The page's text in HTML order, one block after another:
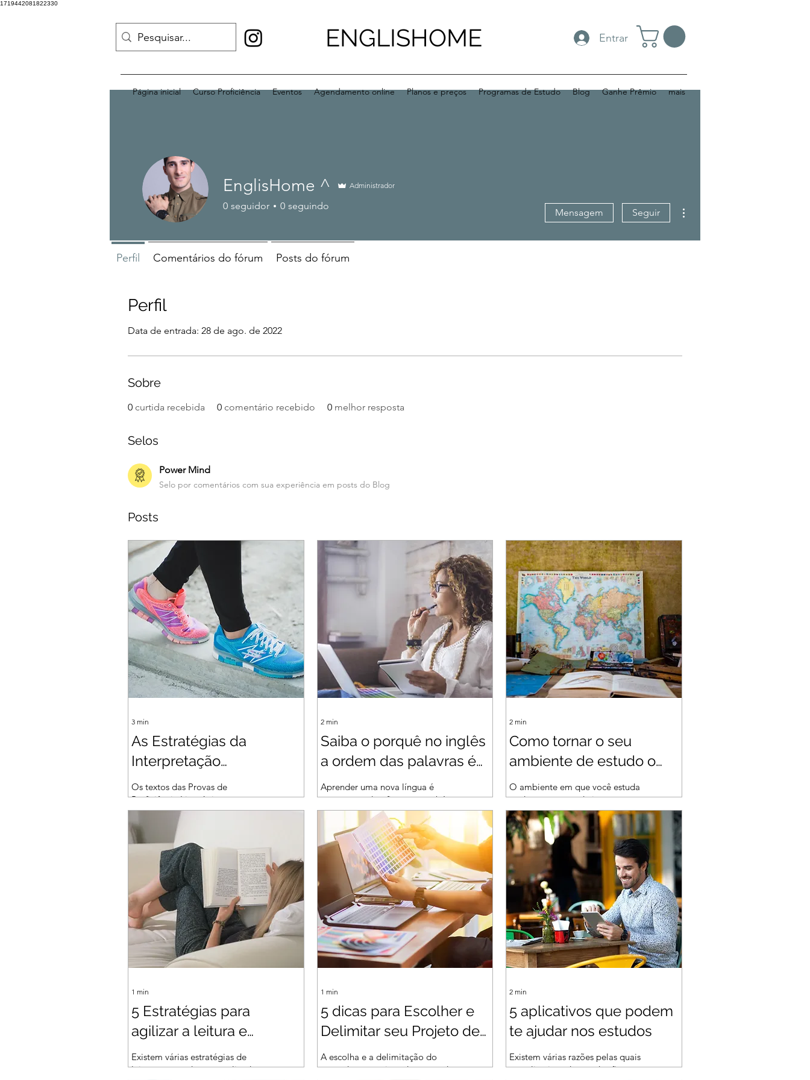
1719442081822330
ENGLISHOME Entrar
Página inicial Curso Proficiência Eventos Agendamento online Planos e preços Programas de Estudo Blog Ganhe Prêmio mais
Perfil
Data de entrada: 28 de ago. de 2022
Sobre
0 curtida recebida 0 comentário recebido 0 melhor resposta
Selos
Power Mind
Selo por comentários com sua experiência em posts do Blog
Posts
3 min
As Estratégias da
Interpretação
Comparativa
Os textos das Provas de
Proficiência Linguística tem como
objetivo expor assuntos que
envolvem o mundo social.
Geralmente têm caráter...
2 min
Saiba o porquê no inglês
a ordem das palavras é
"toda trocada".
Aprender uma nova língua é
sempre um desafio, mas também
é uma oportunidade incrível de
expandir nossos horizontes e
conhecer novas...
2 min
Como tornar o seu
ambiente de estudo o
mais produtivo possível
O ambiente em que você estuda
pode ter um grande impacto na
sua capacidade de aprender e
absorver informações. Se o seu
ambiente não for...
1 min
5 Estratégias para
agilizar a leitura e
interpretação de textos
em inglês.
Existem várias estratégias de
leitura que podem ser aplicadas
1 min
5 dicas para Escolher e
Delimitar seu Projeto de
Mestrado
A escolha e a delimitação do
tema de um projeto de mestrado
2 min
5 aplicativos que podem
te ajudar nos estudos
Existem várias razões pelas quais
os aplicativos de estudo são
EnglisHome ^ Administrador
0 seguidor 0 seguindo
Mensagem Seguir
Perfil Comentários do fórum Posts do fórum